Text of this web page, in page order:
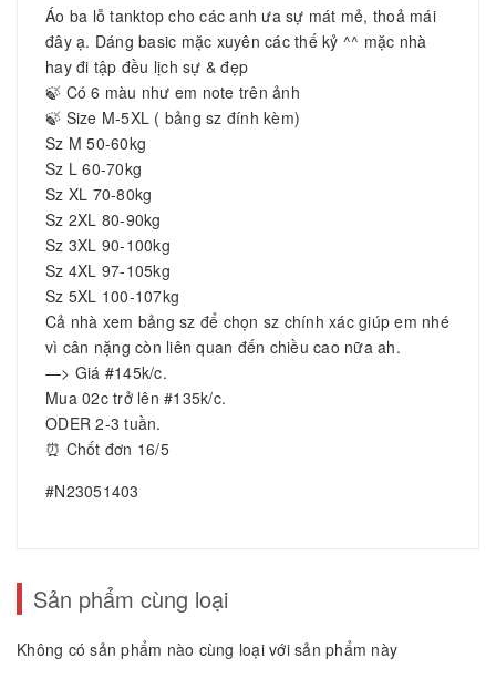
Áo ba lỗ tanktop cho các anh ưa sự mát mẻ, thoả mái
đây ạ. Dáng basic mặc xuyên các thế kỷ ^^ mặc nhà
hay đi tập đều lịch sự & đẹp
🍃 Có 6 màu như em note trên ảnh
🍃 Size M-5XL ( bảng sz đính kèm)
Sz M 50-60kg
Sz L 60-70kg
Sz XL 70-80kg
Sz 2XL 80-90kg
Sz 3XL 90-100kg
Sz 4XL 97-105kg
Sz 5XL 100-107kg
Cả nhà xem bảng sz để chọn sz chính xác giúp em nhé
vì cân nặng còn liên quan đến chiều cao nữa ah.
—> Giá #145k/c.
Mua 02c trở lên #135k/c.
ODER 2-3 tuần.
⏰ Chốt đơn 16/5
#N23051403
Sản phẩm cùng loại
Không có sản phẩm nào cùng loại với sản phẩm này